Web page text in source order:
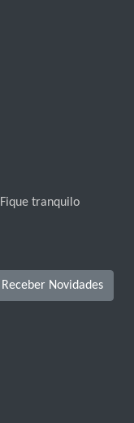
tranquilo
Receber Novidades